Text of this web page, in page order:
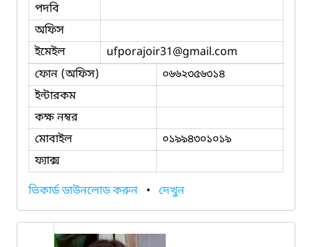
পদবি
অফিস
ইমেইল
ufporajoir31@gmail.com
ফোন (অফিস)
০৬৬২৩৫৬৩১৪
ইন্টারকম
কক্ষ নম্বর
মোবাইল
০১৯৯৪৩০১০১৯
ফ্যাক্স
ভিকার্ড ডাউনলোড করুন • দেখুন